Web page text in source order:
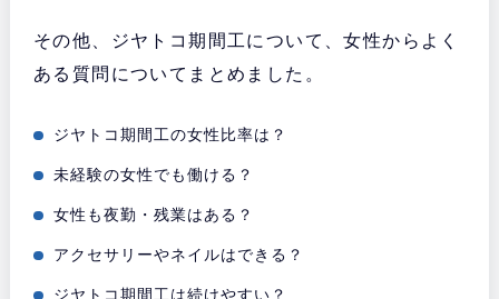
その他、ジヤトコ期間工について、女性からよく
ある質問についてまとめました。
ジヤトコ期間工の女性比率は？
未経験の女性でも働ける？
女性も夜勤・残業はある？
アクセサリーやネイルはできる？
ジヤトコ期間工は続けやすい？